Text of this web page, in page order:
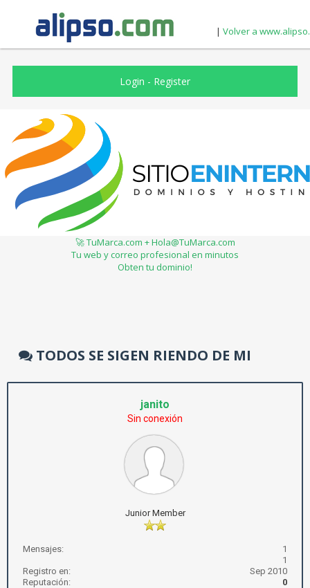
| Volver a
Login - Register
🚀 TuMarca.com + Hola@TuMarca.com
Tu web y correo profesional en minutos
Obten tu dominio!
TODOS SE SIGEN RIENDO DE MI
janito
Sin conexión
Junior Member
Mensajes:
1
1
Registro en:
Sep 2010
Reputación:
0